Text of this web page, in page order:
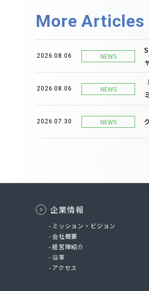
More Articles
2026.08.06 NEWS
2026.08.06 NEWS
2026.07.30 NEWS
企業情報
ミッション・ビジョン
会社概要
経営陣紹介
沿革
アクセス